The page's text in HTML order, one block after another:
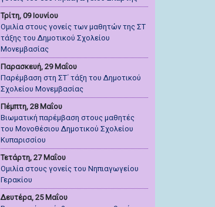
Τρίτη, 09 Ιουνίου
Ομιλία στους γονείς των μαθητών της ΣΤ
τάξης του Δημοτικού Σχολείου
Μονεμβασίας
Παρασκευή, 29 Μαΐου
Παρέμβαση στη ΣΤ΄ τάξη του Δημοτικού
Σχολείου Μονεμβασίας
Πέμπτη, 28 Μαΐου
Βιωματική παρέμβαση στους μαθητές
του Μονοθέσιου Δημοτικού Σχολείου
Κυπαρισσίου
Τετάρτη, 27 Μαΐου
Ομιλία στους γονείς του Νηπιαγωγείου
Γερακίου
Δευτέρα, 25 Μαΐου